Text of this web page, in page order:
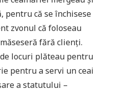
pentru că se închisese
zvonul că foloseau
fără clienți.
locuri plăteau pentru
pentru a servi un ceai
a statutului –